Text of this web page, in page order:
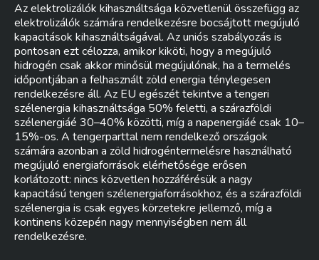
Az elektrolizálók kihasználtsága közvetlenül összefügg az
elektrolizálók számára rendelkezésre bocsájtott megújuló
kapacitások kihasználtságával. Az uniós szabályozás is
pontosan ezt célozza, amikor kiköti, hogy a megújuló
hidrogén csak akkor minősül megújulónak, ha a termelés
időpontjában a felhasznált zöld energia ténylegesen
rendelkezésre áll. Az EU egészét tekintve a tengeri
szélenergia kihasználtsága 50% feletti, a szárazföldi
szélenergiáé 30–40% közötti, míg a napenergiáé csak 10–
15%-os. A tengerparttal nem rendelkező országok
számára azonban a zöld hidrogéntermelésre használható
megújuló energiaforrások elérhetősége erősen
korlátozott: nincs közvetlen hozzáférésük a nagy
kapacitású tengeri szélenergiaforrásokhoz, és a szárazföldi
szélenergia is csak egyes körzetekre jellemző, míg a
kontinens közepén nagy mennyiségben nem áll
rendelkezésre.